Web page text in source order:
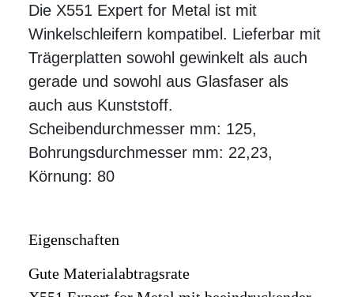
Die X551 Expert for Metal ist mit
Winkelschleifern kompatibel. Lieferbar mit
Trägerplatten sowohl gewinkelt als auch
gerade und sowohl aus Glasfaser als
auch aus Kunststoff.
Scheibendurchmesser mm: 125,
Bohrungsdurchmesser mm: 22,23,
Körnung: 80
Eigenschaften
Gute Materialabtragsrate